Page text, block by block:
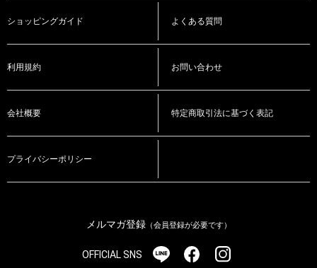
ショッピングガイド よくある質問
利用規約 お問い合わせ
会社概要 特定商取引法に基づく表記
プライバシーポリシー
メルマガ登録（会員登録が必要です）
OFFICIAL SNS